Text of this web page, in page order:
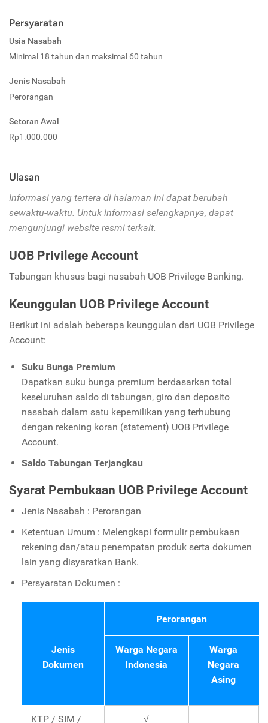
Persyaratan
Usia Nasabah
Minimal 18 tahun dan maksimal 60 tahun
Jenis Nasabah
Perorangan
Setoran Awal
Rp1.000.000
Ulasan
Informasi yang tertera di halaman ini dapat berubah
sewaktu-waktu. Untuk informasi selengkapnya, dapat
mengunjungi website resmi terkait.
UOB Privilege Account
Tabungan khusus bagi nasabah UOB Privilege Banking.
Keunggulan UOB Privilege Account
Berikut ini adalah beberapa keunggulan dari UOB Privilege
Account:
Suku Bunga Premium
Dapatkan suku bunga premium berdasarkan total
keseluruhan saldo di tabungan, giro dan deposito
nasabah dalam satu kepemilikan yang terhubung
dengan rekening koran (statement) UOB Privilege
Account.
Saldo Tabungan Terjangkau
Syarat Pembukaan UOB Privilege Account
Jenis Nasabah : Perorangan
Ketentuan Umum : Melengkapi formulir pembukaan
rekening dan/atau penempatan produk serta dokumen
lain yang disyaratkan Bank.
Persyaratan Dokumen :
Jenis
Dokumen
Perorangan
Warga Negara
Indonesia
Warga
Negara
Asing
KTP / SIM / √